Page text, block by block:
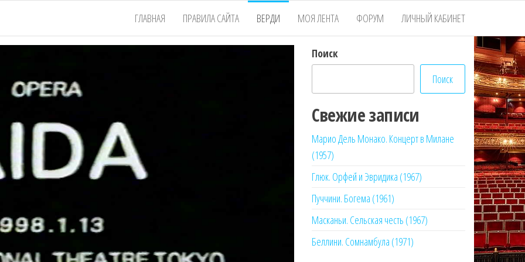
ГЛАВНАЯ ПРАВИЛА САЙТА ВЕРДИ МОЯ ЛЕНТА ФОРУМ ЛИЧНЫЙ КАБИНЕТ
Поиск
Поиск
Свежие записи
Марио Дель Монако. Концерт в Милане
(1957)
Глюк. Орфей и Эвридика (1967)
Пуччини. Богема (1961)
Масканьи. Сельская честь (1967)
Беллини. Сомнамбула (1971)